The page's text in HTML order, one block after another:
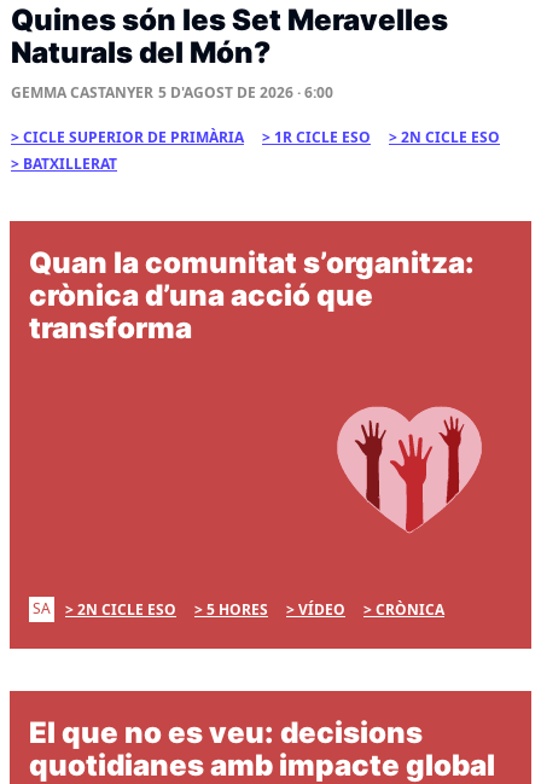
Quines són les Set Meravelles
Naturals del Món?
GEMMA CASTANYER 5 D'AGOST DE 2026 · 6:00
CICLE SUPERIOR DE PRIMÀRIA 1R CICLE ESO
2N CICLE ESO
BATXILLERAT
Quan la comunitat s’organitza:
crònica d’una acció que
transforma
SA 2N CICLE ESO 5 HORES VÍDEO CRÒNICA
El que no es veu: decisions
quotidianes amb impacte global